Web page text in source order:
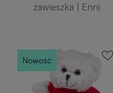
zawieszka | Enni
Nowość